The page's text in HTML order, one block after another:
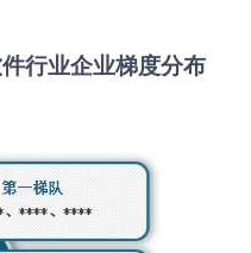
行业企业梯度分布